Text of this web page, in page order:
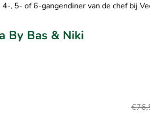
4-, 5- of 6-gangendiner van de chef bij
By Bas & Niki